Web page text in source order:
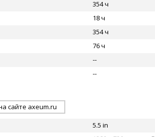
354 ч
18 ч
354 ч
76 ч
--
--
сайте axeum.ru
5.5 in